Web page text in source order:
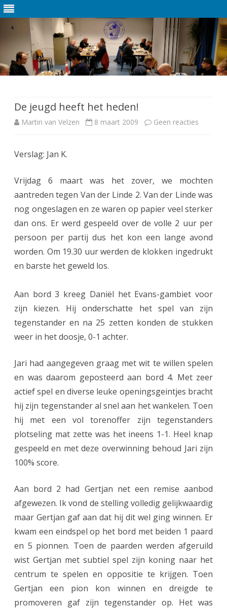
de
inhoud
De jeugd heeft het heden!
Martin van Velzen 8 maart 2009 Geen reacties
j
e
u
e
e
e
t
h
n
Verslag: Jan K.
Vrijdag 6 maart was het zover, we mochten
aantreden tegen Van der Linde 2. Van der Linde was
nog ongeslagen en ze waren op papier veel sterker
dan ons. Er werd gespeeld over de volle 2 uur per
persoon per partij dus het kon een lange avond
worden. Om 19.30 uur werden de klokken ingedrukt
en barste het geweld los.
Aan bord 3 kreeg Daniël het Evans-gambiet voor
zijn kiezen. Hij onderschatte het spel van zijn
tegenstander en na 25 zetten konden de stukken
weer in het doosje, 0-1 achter.
Jari had aangegeven graag met wit te willen spelen
en was daarom geposteerd aan bord 4. Met zeer
actief spel en diverse leuke openingsgeintjes bracht
hij zijn tegenstander al snel aan het wankelen. Toen
hij met een vol torenoffer zijn tegenstanders
plotseling mat zette was het ineens 1-1. Heel knap
gespeeld en met deze overwinning behoud Jari zijn
100% score.
Aan bord 2 had Gertjan net een remise aanbod
afgewezen. Ik vond de stelling volledig gelijkwaardig
maar Gertjan gaf aan dat hij dit wel ging winnen. Er
kwam een eindspel op het bord met beiden 1 paard
en 5 pionnen. Toen de paarden werden afgeruild
wist Gertjan met subtiel spel zijn koning naar het
centrum te spelen en oppositie te krijgen. Toen
Gertjan een pion kon winnen en dreigde te
promoveren gaf zijn tegenstander op. Het was